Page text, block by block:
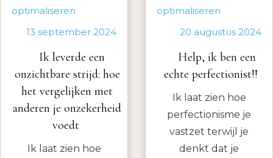
optimaliseren
13 september 2024
Ik leverde een
onzichtbare strijd: hoe
het vergelijken met
anderen je onzekerheid
voedt
Ik laat zien hoe
optimaliseren
20 augustus 2024
Help, ik ben een
echte perfectionist!!
Ik laat zien hoe
perfectionisme je
vastzet terwijl je
denkt dat je